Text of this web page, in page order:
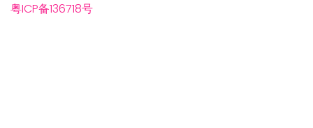
粤ICP备136718号